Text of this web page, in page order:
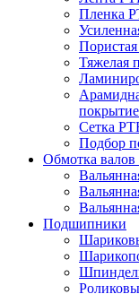
Пленка
Тяжелая
Сетка
Подбор
Обмотка валов
Подшипники